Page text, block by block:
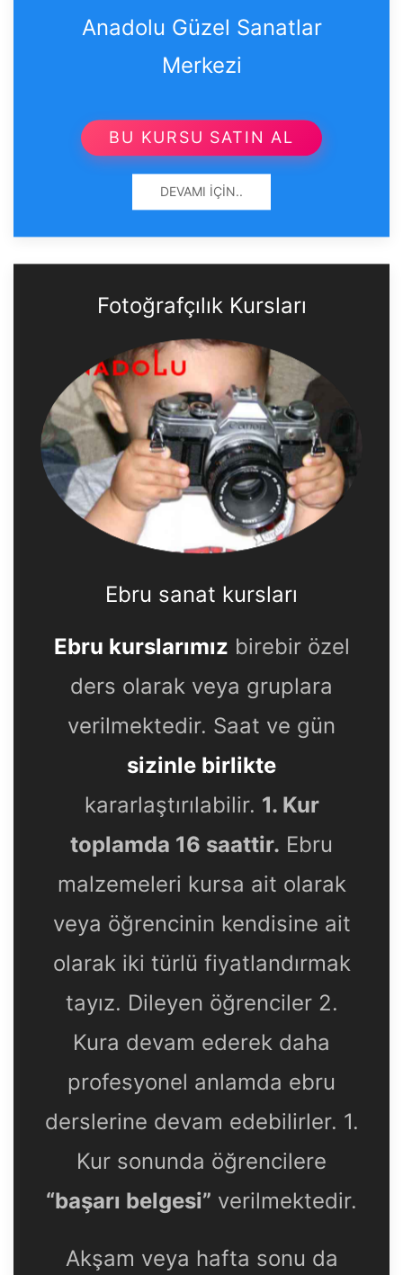
Anadolu Güzel Sanatlar
Merkezi
BU KURSU SATIN AL
DEVAMI İÇIN..
Fotoğrafçılık Kursları
Ebru sanat kursları
Ebru kurslarımız birebir özel
ders olarak veya gruplara
verilmektedir. Saat ve gün
sizinle birlikte
kararlaştırılabilir. 1. Kur
toplamda 16 saattir. Ebru
malzemeleri kursa ait olarak
veya öğrencinin kendisine ait
olarak iki türlü fiyatlandırmak
tayız. Dileyen öğrenciler 2.
Kura devam ederek daha
profesyonel anlamda ebru
derslerine devam edebilirler. 1.
Kur sonunda öğrencilere
“başarı belgesi” verilmektedir.
Akşam veya hafta sonu da